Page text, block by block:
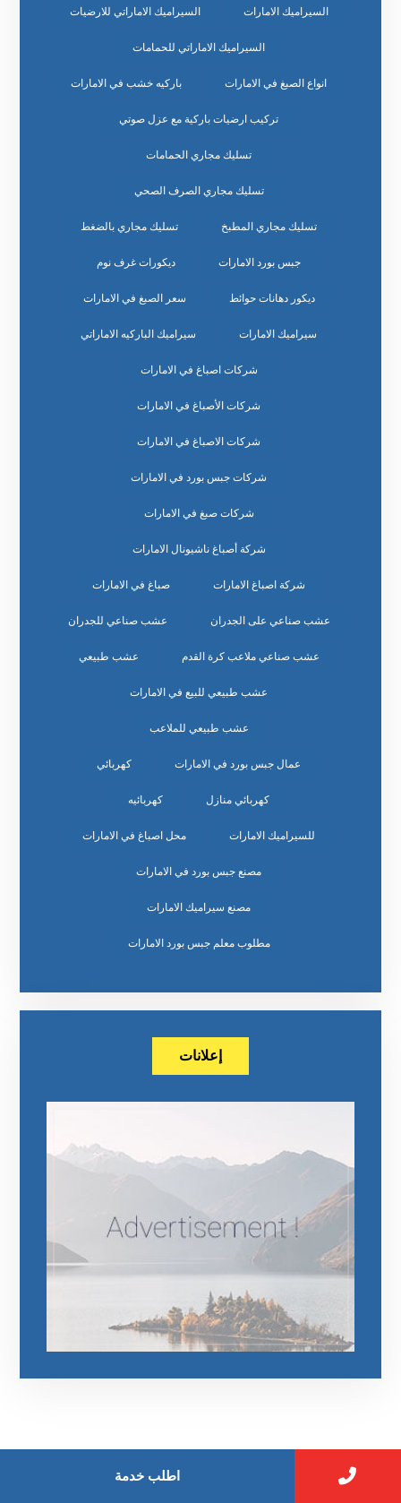
السيراميك الامارات السيراميك الاماراتي للارضيات
السيراميك الاماراتي للحمامات
انواع الصبغ في الامارات باركيه خشب في الامارات
تركيب ارضيات باركية مع عزل صوتي
تسليك مجاري الحمامات
تسليك مجاري الصرف الصحي
تسليك مجاري المطبخ تسليك مجاري بالضغط
جبس بورد الامارات ديكورات غرف نوم
ديكور دهانات حوائط سعر الصبغ في الامارات
سيراميك الامارات سيراميك الباركيه الاماراتي
شركات اصباغ في الامارات
شركات الأصباغ في الامارات
شركات الاصباغ في الامارات
شركات جبس بورد في الامارات
شركات صبغ في الامارات
شركة أصباغ ناشيونال الامارات
شركة اصباغ الامارات صباغ في الامارات
عشب صناعي على الجدران عشب صناعي للجدران
عشب صناعي ملاعب كرة القدم عشب طبيعي
عشب طبيعي للبيع في الامارات
عشب طبيعي للملاعب
عمال جبس بورد في الامارات كهربائي
كهربائي منازل كهربائيه
للسيراميك الامارات محل اصباغ في الامارات
مصنع جبس بورد في الامارات
مصنع سيراميك الامارات
مطلوب معلم جبس بورد الامارات
إعلانات
اطلب خدمة